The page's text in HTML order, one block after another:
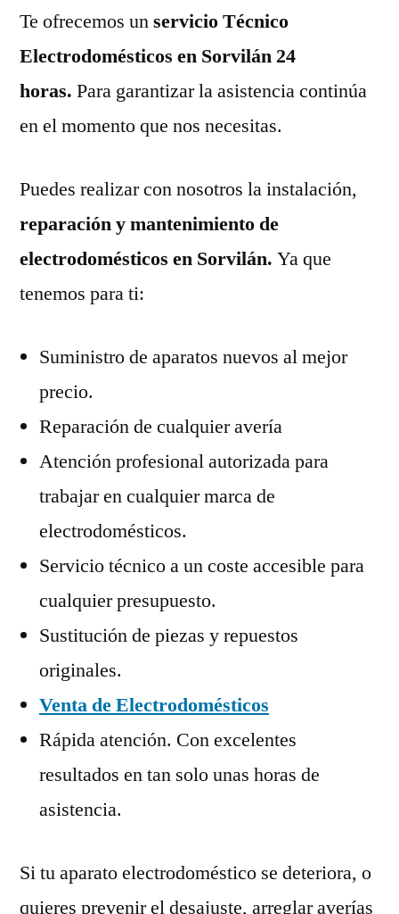
Te ofrecemos unservicio Técnico
Electrodomésticos en Sorvilán 24
horas. Para garantizar la asistencia continúa
en el momento que nos necesitas.
Puedes realizar con nosotros la instalación,
reparación y mantenimiento de
electrodomésticos en Sorvilán. Ya que
tenemos para ti:
Suministro de aparatos nuevos al mejor
precio.
Reparación de cualquier avería
Atención profesional autorizada para
trabajar en cualquier marca de
electrodomésticos.
Servicio técnico a un coste accesible para
cualquier presupuesto.
Sustitución de piezas y repuestos
originales.
Venta de Electrodomésticos
Rápida atención. Con excelentes
resultados en tan solo unas horas de
asistencia.
Si tu aparato electrodoméstico se deteriora, o
quieres prevenir el desajuste, arreglar averías